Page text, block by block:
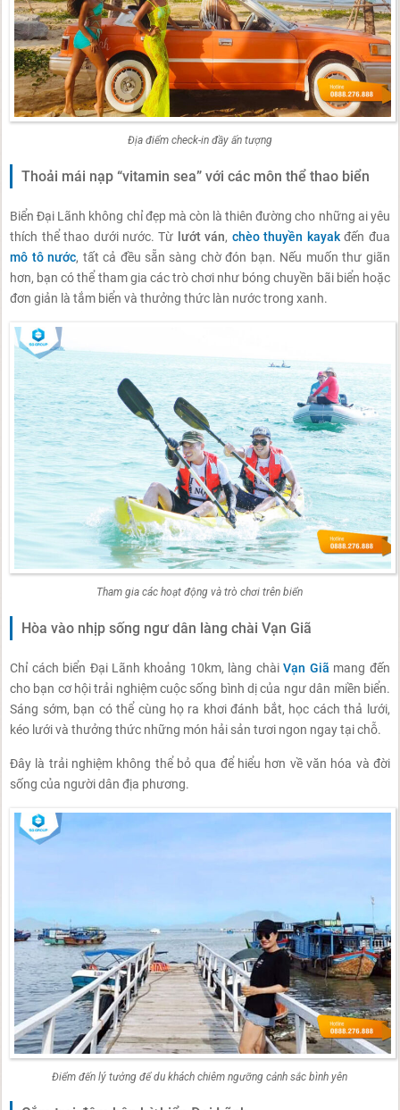
Địa điểm check-in đầy ấn tượng
Thoải mái nạp “vitamin sea” với các môn thể thao biển
Biển Đại Lãnh không chỉ đẹp mà còn là thiên đường cho những ai yêu
thích thể thao dưới nước. Từ lướt ván, chèo thuyền kayakđến đua
mô tô nước, tất cả đều sẵn sàng chờ đón bạn. Nếu muốn thư giãn
hơn, bạn có thể tham gia các trò chơi như bóng chuyền bãi biển hoặc
đơn giản là tắm biển và thưởng thức làn nước trong xanh.
Tham gia các hoạt động và trò chơi trên biển
Hòa vào nhịp sống ngư dân làng chài Vạn Giã
Chỉ cách biển Đại Lãnh khoảng 10km, làng chàiVạn Giã mang đến
cho bạn cơ hội trải nghiệm cuộc sống bình dị của ngư dân miền biển.
Sáng sớm, bạn có thể cùng họ ra khơi đánh bắt, học cách thả lưới,
kéo lưới và thưởng thức những món hải sản tươi ngon ngay tại chỗ.
Đây là trải nghiệm không thể bỏ qua để hiểu hơn về văn hóa và đời
sống của người dân địa phương.
Điểm đến lý tưởng để du khách chiêm ngưỡng cảnh sắc bình yên